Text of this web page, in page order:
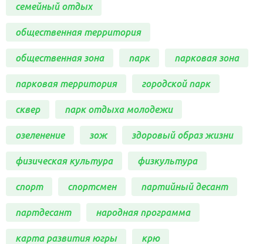
семейный отдых
общественная территория
общественная зона парк парковая зона
парковая территория городской парк
сквер парк отдыха молодежи
озеленение зож здоровый образ жизни
физическая культура физкультура
спорт спортсмен партийный десант
партдесант народная программа
карта развития югры крю